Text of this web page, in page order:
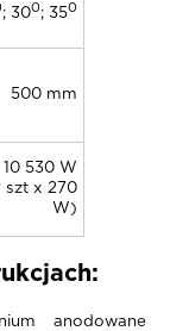
; 300; 350
500 mm
10 530 W
szt х 270
W)
anodowane